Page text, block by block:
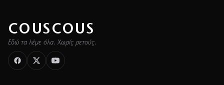
COUSCOUS
Εδώ τα λέμε όλα. Χωρίς ρετούς.